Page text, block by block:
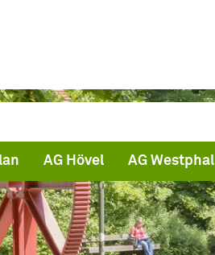
AG Hövel AG Westphal